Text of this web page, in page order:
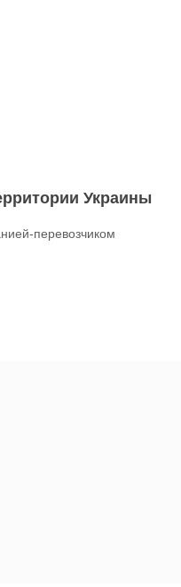
Украины
перевозчиком